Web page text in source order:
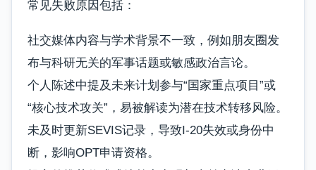
常见失败原因包括：
社交媒体内容与学术背景不一致，例如朋友圈发
布与科研无关的军事话题或敏感政治言论。
个人陈述中提及未来计划参与“国家重点项目”或
“核心技术攻关”，易被解读为潜在技术转移风险。
未及时更新SEVIS记录，导致I-20失效或身份中
断，影响OPT申请资格。